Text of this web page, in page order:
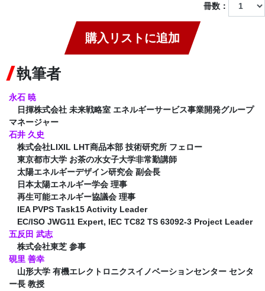
冊数：
購入リストに追加
執筆者
永石 暁
日揮株式会社 未来戦略室 エネルギーサービス事業開発グループ
マネージャー
石井 久史
株式会社LIXIL LHT商品本部 技術研究所 フェロー
東京都市大学 お茶の水女子大学非常勤講師
太陽エネルギーデザイン研究会 副会長
日本太陽エネルギー学会 理事
再生可能エネルギー協議会 理事
IEA PVPS Task15 Activity Leader
EC/ISO JWG11 Expert, IEC TC82 TS 63092-3 Project Leader
五反田 武志
株式会社東芝 参事
硯里 善幸
山形大学 有機エレクトロニクスイノベーションセンター センタ
ー長 教授